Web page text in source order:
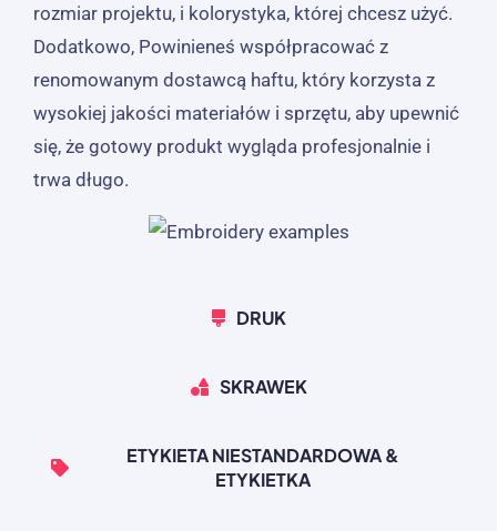
rozmiar projektu, i kolorystyka, której chcesz użyć.
Dodatkowo, Powinieneś współpracować z
renomowanym dostawcą haftu, który korzysta z
wysokiej jakości materiałów i sprzętu, aby upewnić
się, że gotowy produkt wygląda profesjonalnie i
trwa długo.
DRUK
SKRAWEK
ETYKIETA NIESTANDARDOWA &
ETYKIETKA